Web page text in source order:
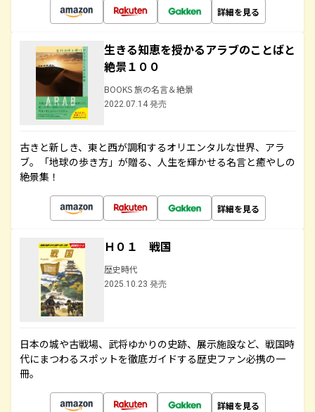
詳細を見る
生きる知恵を授かるアラブのことばと
絶景１００
BOOKS 旅の名言＆絶景
2022.07.14 発売
古きと新しき、東と西が調和するオリエンタルな世界、アラ
ブ。「地球の歩き方」が贈る、人生を輝かせる名言と癒やしの
絶景集！
詳細を見る
Ｈ０１ 戦国
歴史時代
2025.10.23 発売
日本の城や古戦場、武将ゆかりの史跡、展示施設など、戦国時
代にまつわるスポットを徹底ガイドする歴史ファン必携の一
冊。
詳細を見る